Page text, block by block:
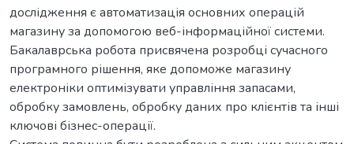
дослідження є автоматизація основних операцій
магазину за допомогою веб-інформаційної системи.
Бакалаврська робота присвячена розробці сучасного
програмного рішення, яке допоможе магазину
електроніки оптимізувати управління запасами,
обробку замовлень, обробку даних про клієнтів та інші
ключові бізнес-операції.